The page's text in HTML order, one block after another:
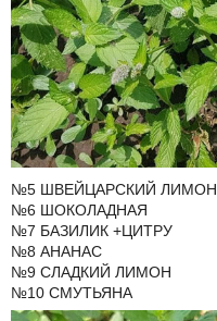
№5 ШВЕЙЦАРСКИЙ ЛИМОН
№6 ШОКОЛАДНАЯ
№7 БАЗИЛИК +ЦИТРУ
№8 АНАНАС
№9 СЛАДКИЙ ЛИМОН
№10 СМУТЬЯНА